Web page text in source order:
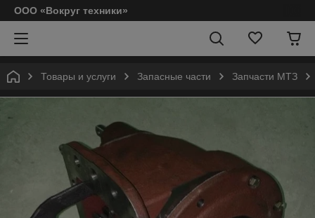
ООО «Вокруг техники»
Товары и услуги Запасные части Запчасти МТЗ